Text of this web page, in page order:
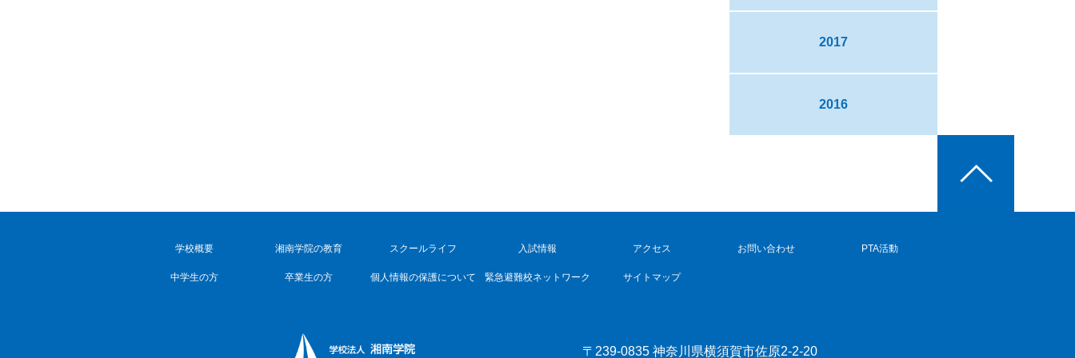
2017
2016
学校概要 湘南学院の教育 スクールライフ 入試情報 アクセス お問い合わせ PTA活動
中学生の方 卒業生の方 個人情報の保護について 緊急避難校ネットワーク サイトマップ
〒239-0835 神奈川県横須賀市佐原2-2-20